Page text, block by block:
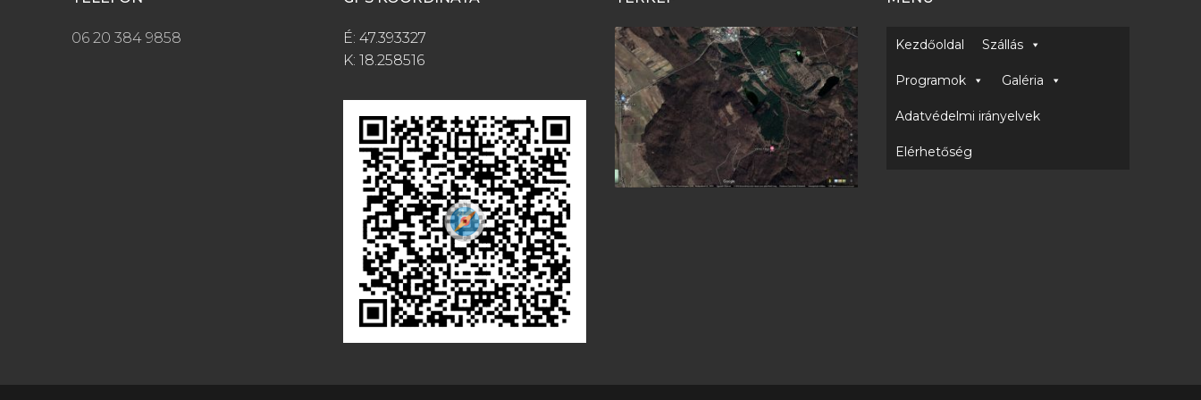
06 20 384 9858
É: 47.393327
K: 18.258516
Kezdőoldal Szállás
Programok Galéria
Adatvédelmi irányelvek
Elérhetőség